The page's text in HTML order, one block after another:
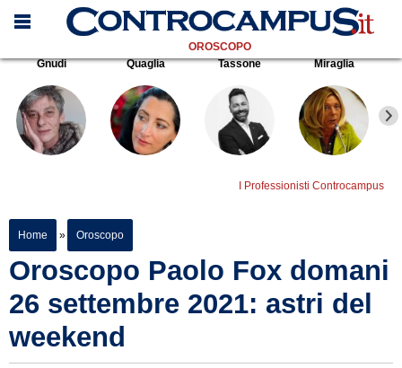
OROSCOPO
Gnudi
Quaglia Tassone Miraglia
I Professionisti Controcampus
Home » Oroscopo
Oroscopo Paolo Fox domani
26 settembre 2021: astri del
weekend